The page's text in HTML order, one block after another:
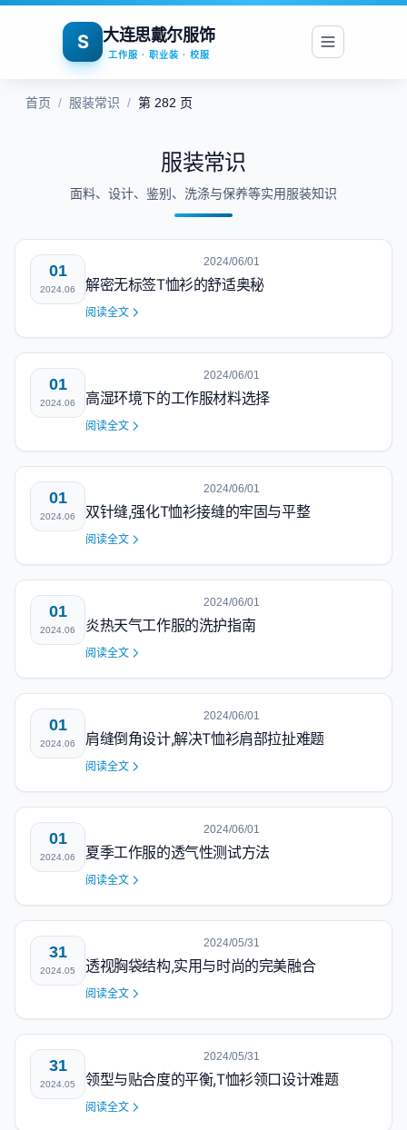
S 大连思戴尔服饰
工作服 · 职业装 · 校服
首页 / 服装常识 / 第 282 页
服装常识
面料、设计、鉴别、洗涤与保养等实用服装知识
01
2024.06
2024/06/01
解密无标签T恤衫的舒适奥秘
阅读全文
01
2024.06
2024/06/01
高湿环境下的工作服材料选择
阅读全文
01
2024.06
2024/06/01
双针缝,强化T恤衫接缝的牢固与平整
阅读全文
01
2024.06
2024/06/01
炎热天气工作服的洗护指南
阅读全文
01
2024.06
2024/06/01
肩缝倒角设计,解决T恤衫肩部拉扯难题
阅读全文
01
2024.06
2024/06/01
夏季工作服的透气性测试方法
阅读全文
31
2024.05
2024/05/31
透视胸袋结构,实用与时尚的完美融合
阅读全文
31
2024.05
2024/05/31
领型与贴合度的平衡,T恤衫领口设计难题
阅读全文